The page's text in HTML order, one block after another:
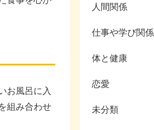
お風呂に入
組み合わせ
人間関係
仕事や学び関係
体と健康
恋愛
未分類